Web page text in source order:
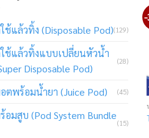
ช้แล้วทิ้ง (Disposable Pod)(129)
ช้แล้วทิ้งแบบเปลี่ยนหัวน้ำ
Disposable Pod)
(28)
ตพร้อมน้ำยา (Juice Pod) (45)
อมสูบ (Pod System Bundle
(15)